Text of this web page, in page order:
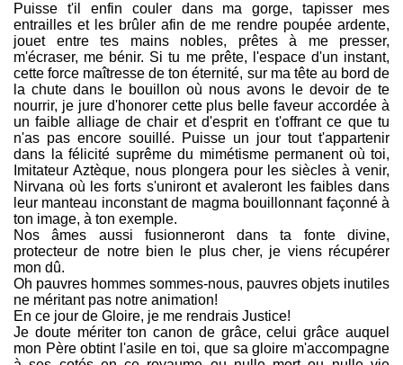
Puisse t'il enfin couler dans ma gorge, tapisser mes
entrailles et les brûler afin de me rendre poupée ardente,
jouet entre tes mains nobles, prêtes à me presser,
m'écraser, me bénir. Si tu me prête, l'espace d'un instant,
cette force maîtresse de ton éternité, sur ma tête au bord de
la chute dans le bouillon où nous avons le devoir de te
nourrir, je jure d'honorer cette plus belle faveur accordée à
un faible alliage de chair et d'esprit en t'offrant ce que tu
n'as pas encore souillé. Puisse un jour tout t'appartenir
dans la félicité suprême du mimétisme permanent où toi,
Imitateur Aztèque, nous plongera pour les siècles à venir,
Nirvana où les forts s'uniront et avaleront les faibles dans
leur manteau inconstant de magma bouillonnant façonné à
ton image, à ton exemple.
Nos âmes aussi fusionneront dans ta fonte divine,
protecteur de notre bien le plus cher, je viens récupérer
mon dû.
Oh pauvres hommes sommes-nous, pauvres objets inutiles
ne méritant pas notre animation!
En ce jour de Gloire, je me rendrais Justice!
Je doute mériter ton canon de grâce, celui grâce auquel
mon Père obtint l'asile en toi, que sa gloire m'accompagne